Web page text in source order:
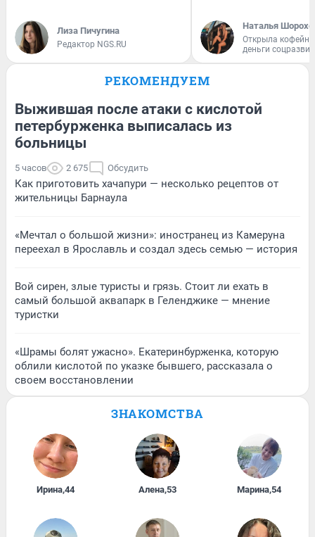
Лиза Пичугина
Редактор NGS.RU
Наталья
Открыла
деньги
РЕКОМЕНДУЕМ
Выжившая после атаки с кислотой
петербурженка выписалась из
больницы
5 часов 2 675 Обсудить
Как приготовить хачапури — несколько рецептов от
жительницы Барнаула
«Мечтал о большой жизни»: иностранец из Камеруна
переехал в Ярославль и создал здесь семью — история
Вой сирен, злые туристы и грязь. Стоит ли ехать в
самый большой аквапарк в Геленджике — мнение
туристки
«Шрамы болят ужасно». Екатеринбурженка, которую
облили кислотой по указке бывшего, рассказала о
своем восстановлении
ЗНАКОМСТВА
Ирина,44 Алена,53 Марина,54